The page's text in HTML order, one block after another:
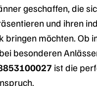
geschaffen, die
und ihren
bringen möchten. Ob
besonderen
ist die